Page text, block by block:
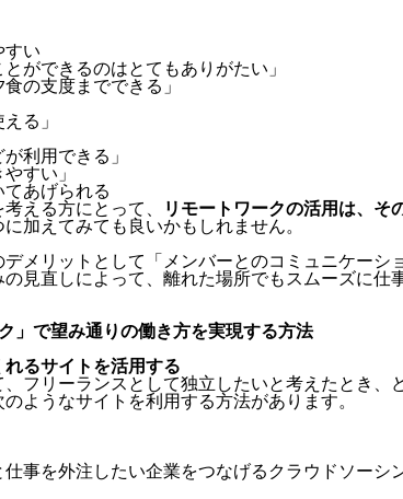
すい
できるのはとてもありがたい」
支度までできる」
る」
利用できる」
すい」
にいてあげられる
える方にとって、
リモートワークの活用は、そ
加えてみても良いかもしれません。
メリットとして「メンバーとのコミュニケー
見直しによって、離れた場所でもスムーズに仕
」で望み通りの働き方を実現する方法
るサイトを活用する
フリーランスとして独立 したいと考えたとき、
ようなサイトを利用する方法があります。
事を外注したい企業をつなげるクラウドソー